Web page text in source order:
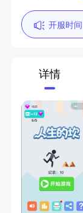
开服时间
详情